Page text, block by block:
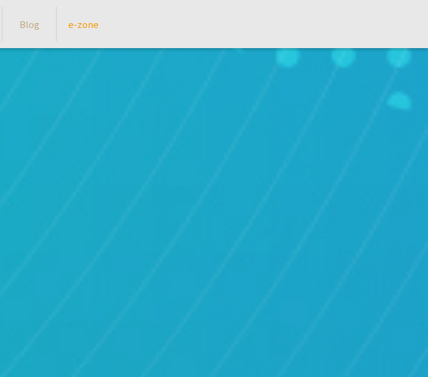
Blog e-zone